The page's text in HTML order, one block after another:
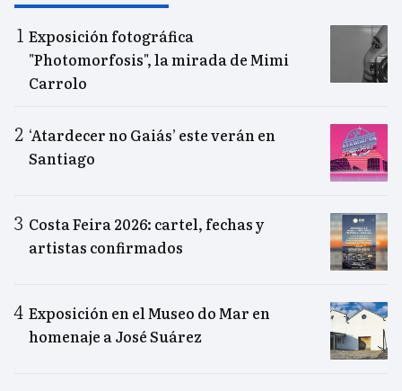
Exposición fotográfica
"Photomorfosis", la mirada de Mimi
Carrolo
‘Atardecer no Gaiás’ este verán en
Santiago
Costa Feira 2026: cartel, fechas y
artistas confirmados
Exposición en el Museo do Mar en
homenaje a José Suárez